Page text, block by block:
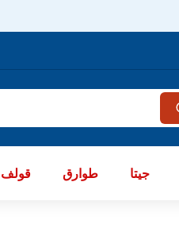
قولف طوارق جيتا